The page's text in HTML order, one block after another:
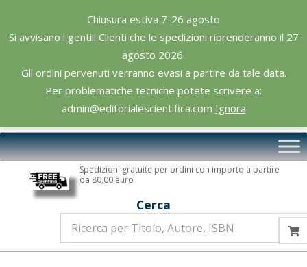
Chiusura estiva 7-26 agosto
Si avvisano i gentili Clienti che le spedizioni riprenderanno il 27
agosto 2026.
Gli ordini pervenuti verranno evasi a partire da tale data.
Per problematiche tecniche potete scrivere a:
admin@editorialescientifica.com Ignora
content
Editoriale
Scientifica
Primary
Navigation
Spedizioni gratuite per ordini con importo a partire
da 80,00 euro
Cerca